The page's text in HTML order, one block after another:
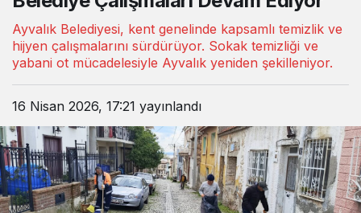
Ayvalık Belediyesi, kent genelinde kapsamlı temizlik ve
hijyen çalışmalarını sürdürüyor. Sokak temizliği ve
yabani ot mücadelesiyle Ayvalık yeniden şekilleniyor.
16 Nisan 2026, 17:21 yayınlandı